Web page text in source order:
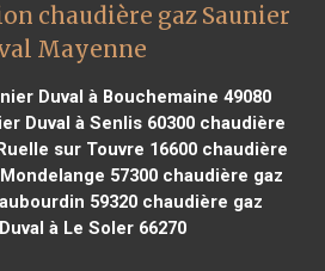
chaudière gaz Saunier
Mayenne
Duval à Bouchemaine 49080
Duval à Senlis 60300chaudière
sur Touvre 16600 chaudière
57300 chaudière gaz
59320chaudière gaz
à Le Soler 66270